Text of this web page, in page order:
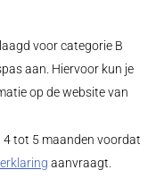
voor categorie B
aan. Hiervoor kun je
op de website van
4 tot 5 maanden voordat
aanvraagt.